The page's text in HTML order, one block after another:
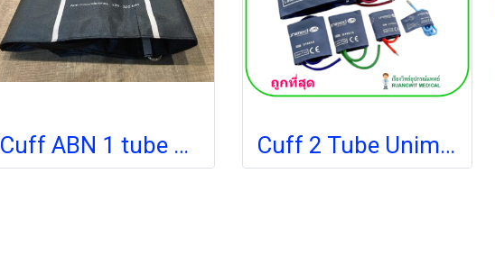
Cuff ABN 1 tube Adult มีห่วงเหล็ก Nylon (265-134-351) Cuff 2 Tube Unimed NIBP